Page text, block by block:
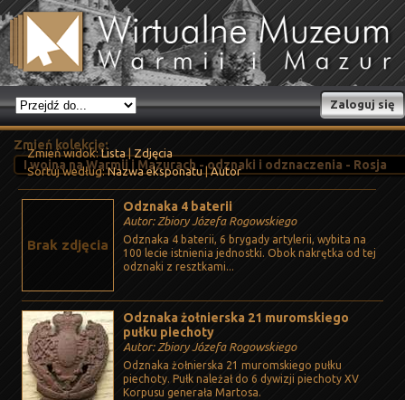
Zaloguj się
Zmień kolekcję:
Zmień widok:Lista|Zdjęcia
Sortuj według:Nazwa eksponatu|Autor
Brak zdjęcia
Odznaka 4 baterii
Autor: Zbiory Józefa Rogowskiego
Odznaka 4 baterii, 6 brygady artylerii, wybita na
100 lecie istnienia jednostki. Obok nakrętka od tej
odznaki z resztkami...
Odznaka żołnierska 21 muromskiego
pułku piechoty
Autor: Zbiory Józefa Rogowskiego
Odznaka żołnierska 21 muromskiego pułku
piechoty. Pułk należał do 6 dywizji piechoty XV
Korpusu generała Martosa.